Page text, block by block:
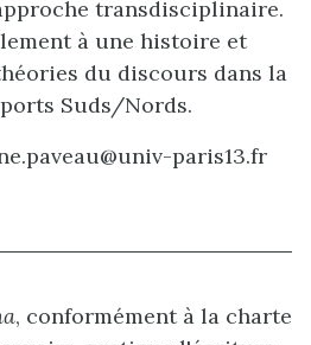
transdisciplinaire.
à une histoire et
du discours dans la
Suds/Nords.
paris13.fr
, conformément à la charte